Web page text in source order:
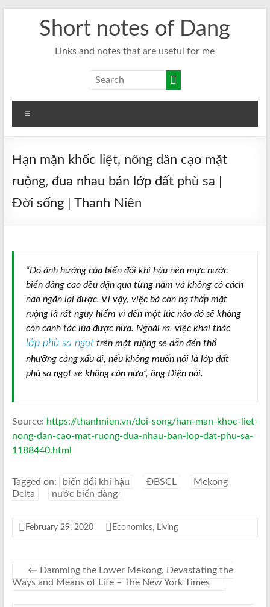
Short notes of Dang
Links and notes that are useful for me
Hạn mặn khốc liệt, nông dân cạo mặt
ruộng, đua nhau bán lớp đất phù sa |
Đời sống | Thanh Niên
“Do ảnh hưởng của biến đổi khí hậu nên mực nước
biển dâng cao đều đặn qua từng năm và không có cách
nào ngăn lại được. Vì vậy, việc bà con hạ thấp mặt
ruộng là rất nguy hiểm vì đến một lúc nào đó sẽ không
còn canh tác lúa được nữa. Ngoài ra, việc khai thác
lớp phù sa ngọt trên mặt ruộng sẽ dẫn đến thổ
nhưỡng càng xấu đi, nếu không muốn nói là lớp đất
phù sa ngọt sẽ không còn nữa”, ông Điện nói.
Source: https://thanhnien.vn/doi-song/han-man-khoc-liet-
nong-dan-cao-mat-ruong-dua-nhau-ban-lop-dat-phu-sa-
1188440.html
Tagged on: biến đổi khí hậu ĐBSCL
Mekong
Delta
nước biển dâng
February 29, 2020 Economics, Living
← Damming the Lower Mekong, Devastating the
Ways and Means of Life – The New York Times